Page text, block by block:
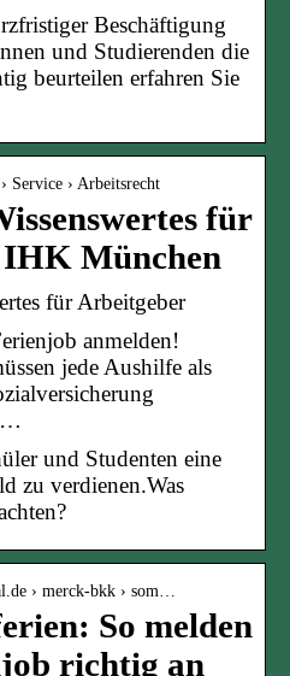
Beschäftigung
und Studierenden die
beurteilen erfahren Sie
Service › Arbeitsrecht
für
München
für Arbeitgeber
anmelden!
jede Aushilfe als
…
und Studenten eine
zu verdienen.Was
› merck-bkk › som…
So melden
richtig an